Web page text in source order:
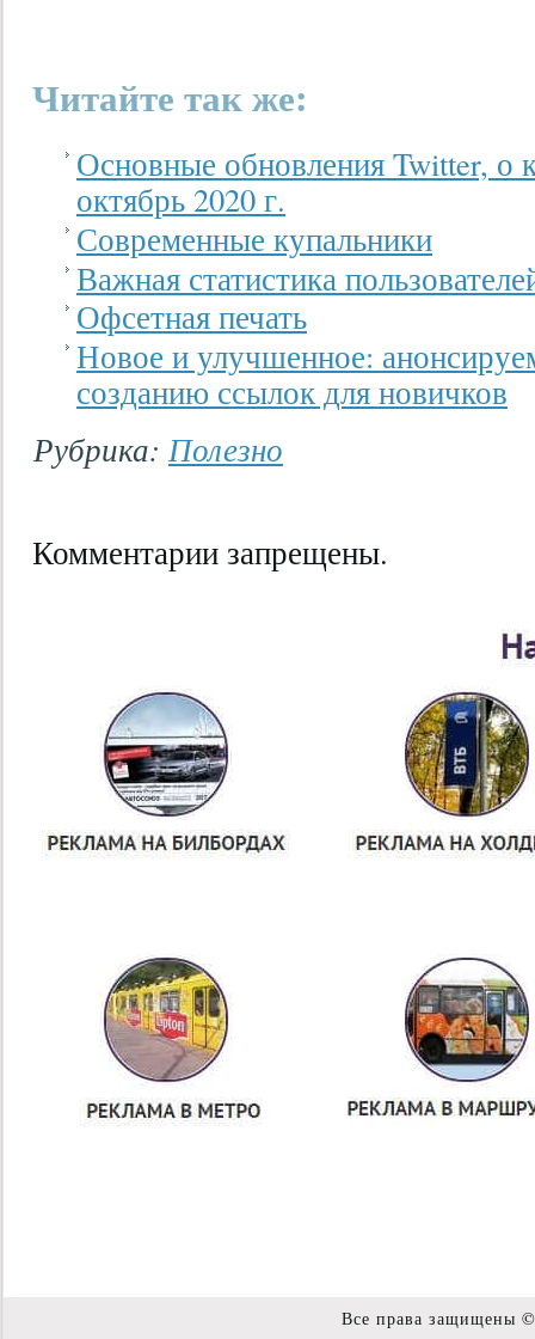
Читайте так же:
Основные обновления Twitter, о
октябрь 2020 г.
Современные купальники
Важная статистика
Офсетная печать
Новое и улучшенное:
созданию ссылок для новичков
Рубрика:Полезно
Комментарии запрещены.
Все права защищены